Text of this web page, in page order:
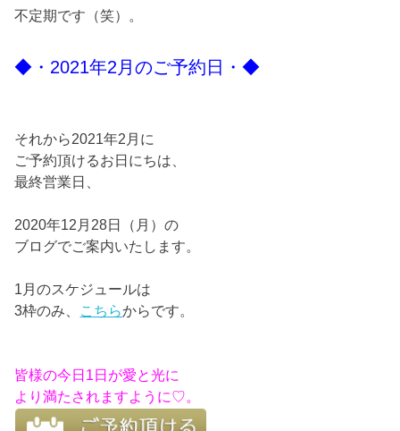
不定期です（笑）。
◆・2021年2月のご予約日・◆
それから2021年2月に
ご予約頂けるお日にちは、
最終営業日、
2020年12月28日（月）の
ブログでご案内いたします。
1月のスケジュールは
3枠のみ、 こちらからです。
皆様の今日1日が愛と光に
より満たされますように♡。